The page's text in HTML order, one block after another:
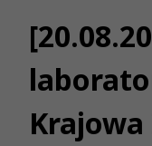
Krajowa